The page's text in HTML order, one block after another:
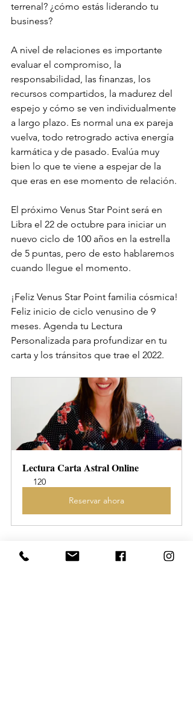
terrenal? ¿cómo estás liderando tu
business?
A nivel de relaciones es importante
evaluar el compromiso, la
responsabilidad, las finanzas, los
recursos compartidos, la madurez del
espejo y cómo se ven individualmente
a largo plazo. Es normal una ex pareja
vuelva, todo retrogrado activa energía
karmática y de pasado. Evalúa muy
bien lo que te viene a espejar de la
que eras en ese momento de relación.
El próximo Venus Star Point será en
Libra el 22 de octubre para iniciar un
nuevo ciclo de 100 años en la estrella
de 5 puntas, pero de esto hablaremos
cuando llegue el momento.
¡Feliz Venus Star Point familia cósmica!
Feliz inicio de ciclo venusino de 9
meses. Agenda tu Lectura
Personalizada para profundizar en tu
carta y los tránsitos que trae el 2022.
Lectura Carta Astral Online
120
Reservar ahora